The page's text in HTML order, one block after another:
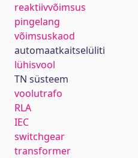
reaktiivvõimsus
pingelang
võimsuskaod
automaatkaitselüliti
lühisvool
TN süsteem
voolutrafo
RLA
IEC
switchgear
transformer